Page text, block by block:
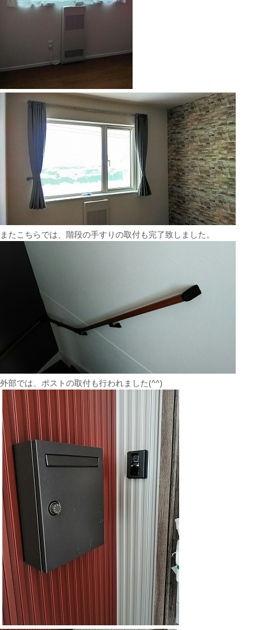
またこちらでは、階段の手すりの取付も完了致しました。
外部では、ポストの取付も行われました(^^)